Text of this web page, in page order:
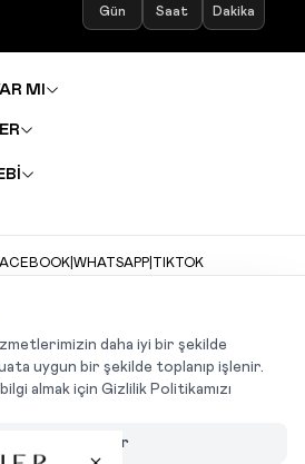
Gün Saat Dakika
MI
|WHATSAPP TIKTOK
daha iyi bir şekilde
uygun bir şekilde toplanıp işlenir.
almak için Gizlilik Politikamızı
Özelleştir